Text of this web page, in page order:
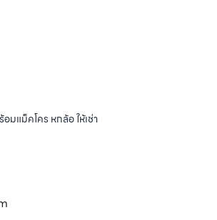
มแม็คโคร หกล้อ ให้เช่า